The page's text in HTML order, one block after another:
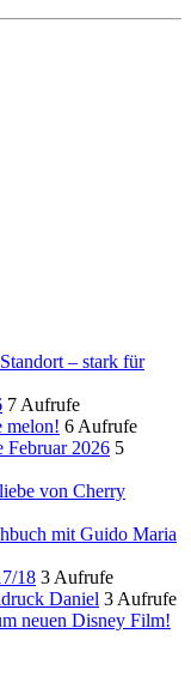
– stark für
7 Aufrufe
melon! 6 Aufrufe
Februar 2026 5
von Cherry
mit Guido Maria
18 3 Aufrufe
Daniel 3 Aufrufe
neuen Disney Film!